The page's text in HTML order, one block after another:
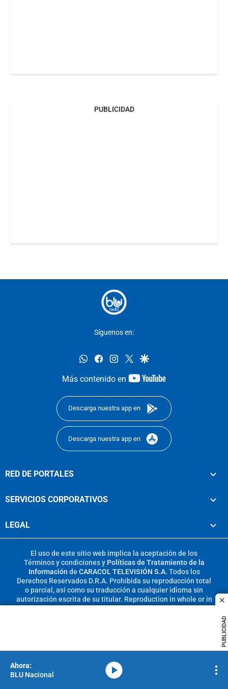
PUBLICIDAD
PUBLICIDAD
Síguenos en:
whatsappfacebookinstagram
twittergoogle
Más contenido en
youtube-
Descarga nuestra app en
Descarga nuestra app en
RED DE PORTALES
SERVICIOS CORPORATIVOS
LEGAL
El uso de este sitio web implica la aceptación de los
Términos y condicionesy Políticas de Tratamiento de la
Información de CARACOL TELEVISIÓN S.A. Todos los
Derechos Reservados D.R.A. Prohibida su reproducción total
o parcial, así como su traducción a cualquier idioma sin
autorización escrita de su titular. Reproduction in whole or in
BLU Nacional